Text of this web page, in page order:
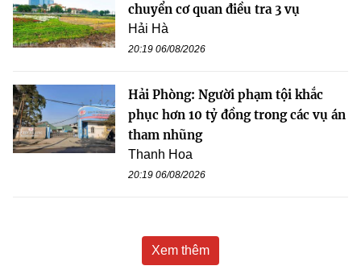
chuyển cơ quan điều tra 3 vụ
Hải Hà
20:19 06/08/2026
Hải Phòng: Người phạm tội khắc
phục hơn 10 tỷ đồng trong các vụ án
tham nhũng
Thanh Hoa
20:19 06/08/2026
Xem thêm